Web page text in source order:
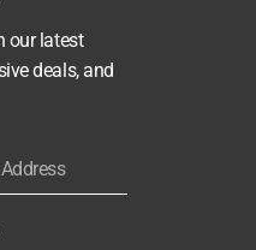
our latest
deals, and